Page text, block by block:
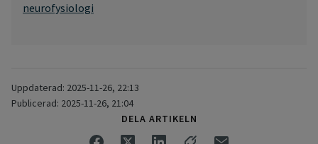
neurofysiologi
Uppdaterad: 2025-11-26, 22:13
Publicerad: 2025-11-26, 21:04
DELA ARTIKELN